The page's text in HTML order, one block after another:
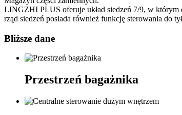
LINGZHI PLUS oferuje układ siedzeń 7/9, w którym
rząd siedzeń posiada również funkcję sterowania do
Bliższe dane
Przestrzeń bagażnika